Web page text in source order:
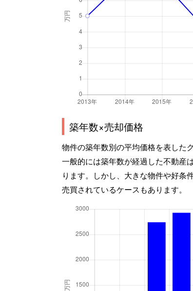
築年数×売却価格
物件の築年数別の平均価格を表した
一般的には築年数が経過した不動産
ります。しかし、大きな物件や好条
売買されているケースもあります。